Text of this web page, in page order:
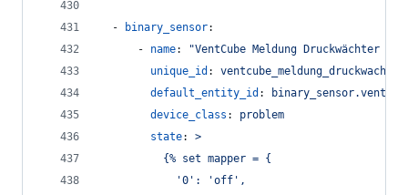
  -
binary_sensor:
      -
name: "VentCube Meldung Druckwächter
unique_id :
default_entity_id :
device_class : problem
state: >
          {% set mapper = {
            '0': 'off',